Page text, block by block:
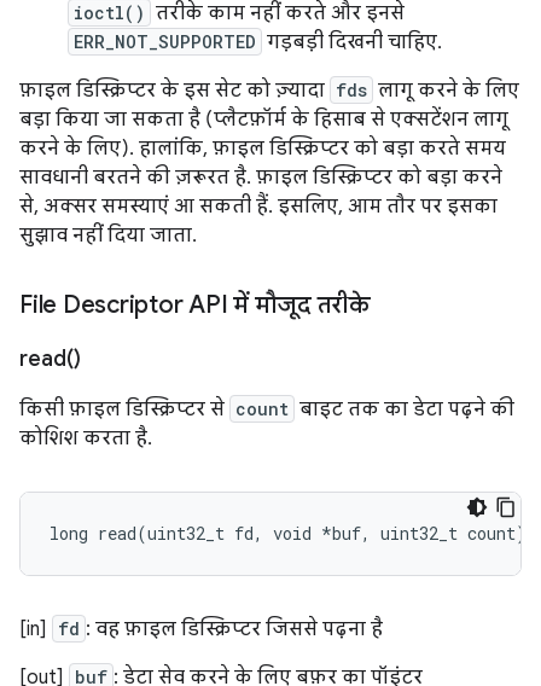
ioctl() तरीके काम नहीं करते और इनसे
ERR_NOT_SUPPORTED गड़बड़ी दिखनी चाहिए.
फ़ाइल डिस्क्रिप्टर के इस सेट को ज़्यादा fds लागू करने के लिए
बड़ा किया जा सकता है (प्लैटफ़ॉर्म के हिसाब से एक्सटेंशन लागू
करने के लिए). हालांकि, फ़ाइल डिस्क्रिप्टर को बड़ा करते समय
सावधानी बरतने की ज़रूरत है. फ़ाइल डिस्क्रिप्टर को बड़ा करने
से, अक्सर समस्याएं आ सकती हैं. इसलिए, आम तौर पर इसका
सुझाव नहीं दिया जाता.
File Descriptor API में मौजूद तरीके
read()
किसी फ़ाइल डिस्क्रिप्टर से count बाइट तक का डेटा पढ़ने की
कोशिश करता है.
long read(uint32_t fd, void *buf, uint32_t count);
[in] fd : वह फ़ाइल डिस्क्रिप्टर जिससे पढ़ना है
[out]
buf : डेटा सेव करने के लिए बफ़र का पॉइंटर